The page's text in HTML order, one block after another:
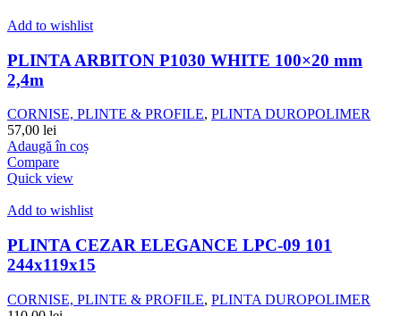
Add to wishlist
PLINTA ARBITON P1030 WHITE 100×20 mm
2,4m
CORNISE, PLINTE & PROFILE, PLINTA DUROPOLIMER
57,00 lei
Adaugă în coș
Compare
Quick view
Add to wishlist
PLINTA CEZAR ELEGANCE LPC-09 101
244x119x15
CORNISE, PLINTE & PROFILE, PLINTA DUROPOLIMER